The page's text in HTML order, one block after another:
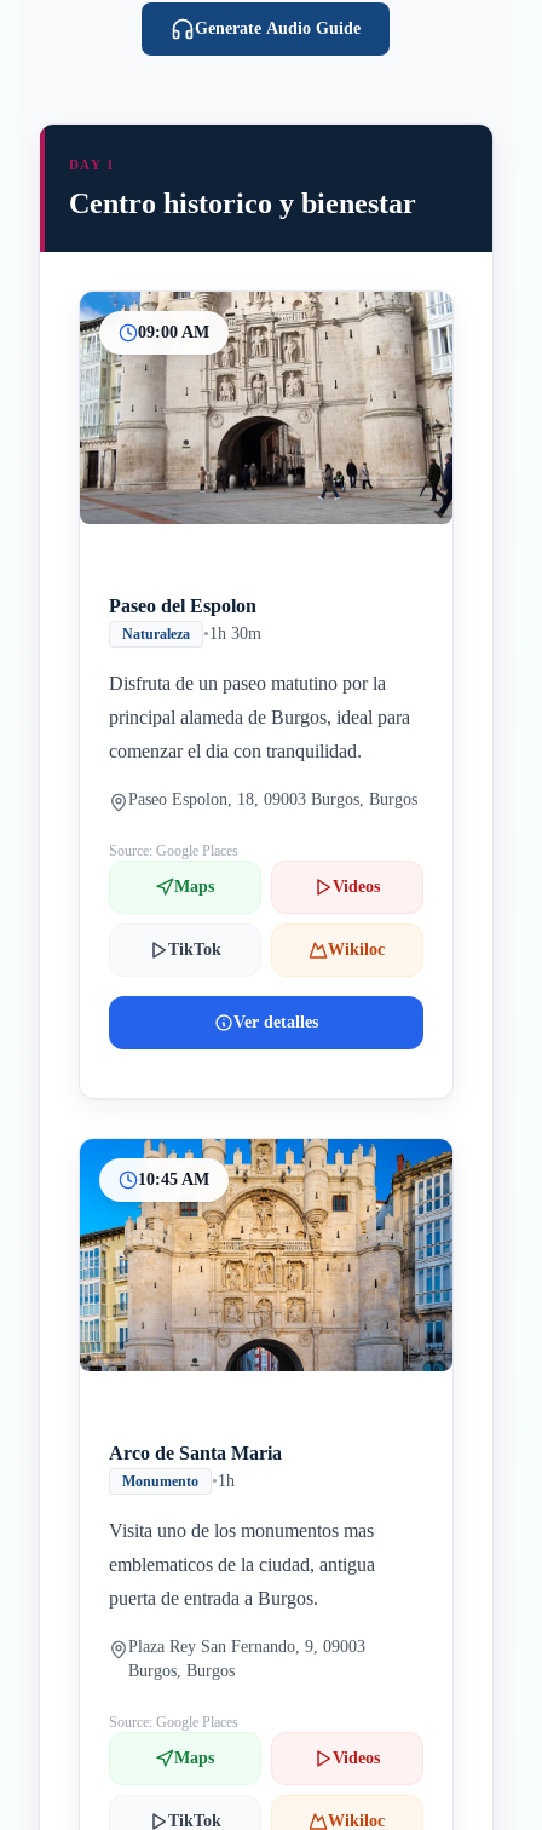
Generate Audio Guide
DAY 1
Centro historico y bienestar
09:00 AM
Paseo del Espolon
Naturaleza •1h 30m
Disfruta de un paseo matutino por la
principal alameda de Burgos, ideal para
comenzar el dia con tranquilidad.
Paseo Espolon, 18, 09003 Burgos, Burgos
Source: Google Places
Maps Videos
TikTok Wikiloc
Ver detalles
10:45 AM
Arco de Santa Maria
Monumento •1h
Visita uno de los monumentos mas
emblematicos de la ciudad, antigua
puerta de entrada a Burgos.
Plaza Rey San Fernando, 9, 09003
Burgos, Burgos
Source: Google Places
Maps Videos
TikTok Wikiloc